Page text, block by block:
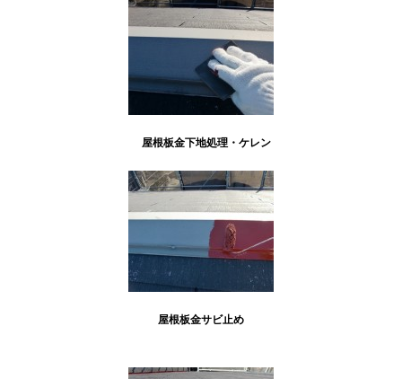
屋根板金下地処理・ケレン
屋根板金サビ止め